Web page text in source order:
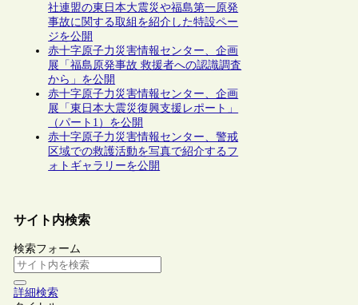
社連盟の東日本大震災や福島第一原発
事故に関する取組を紹介した特設ペー
ジを公開
赤十字原子力災害情報センター、企画
展「福島原発事故 救援者への認識調査
から」を公開
赤十字原子力災害情報センター、企画
展「東日本大震災復興支援レポート」
（パート1）を公開
赤十字原子力災害情報センター、警戒
区域での救護活動を写真で紹介するフ
ォトギャラリーを公開
サイト内検索
検索フォーム
詳細検索